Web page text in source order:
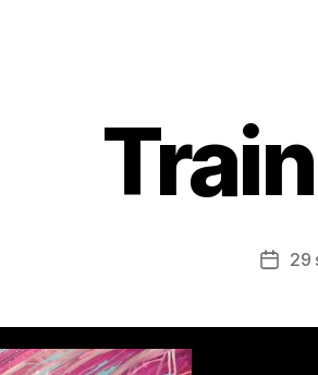
Date
29